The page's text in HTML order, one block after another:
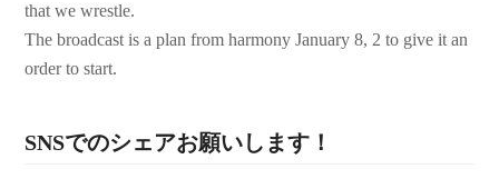
that we wrestle.
The broadcast is a plan from harmony January 8, 2 to give it an
order to start.
SNSでのシェアお願いします！